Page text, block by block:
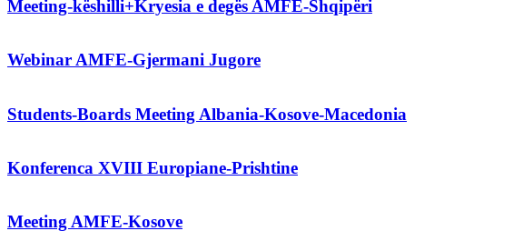
Meeting-këshilli+Kryesia e degës AMFE-Shqipëri
Webinar AMFE-Gjermani Jugore
Students-Boards Meeting Albania-Kosove-Macedonia
Konferenca XVIII Europiane-Prishtine
Meeting AMFE-Kosove